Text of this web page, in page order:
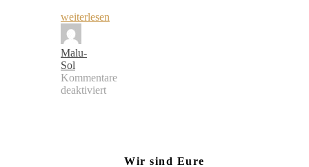
weiterlesen
Malu-
Sol
Kommentare
deaktiviert
Wir sind Eure